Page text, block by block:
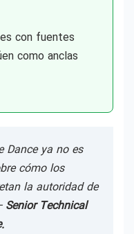
con fuentes
como anclas
Dance ya no es
cómo los
la autoridad de
Senior Technical